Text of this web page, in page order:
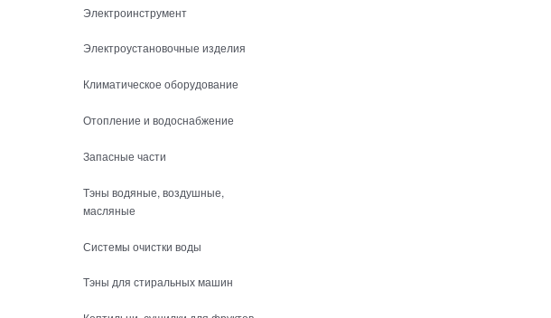
Электроинструмент
Электроустановочные изделия
Климатическое оборудование
Отопление и водоснабжение
Запасные части
Тэны водяные, воздушные,
масляные
Системы очистки воды
Тэны для стиральных машин